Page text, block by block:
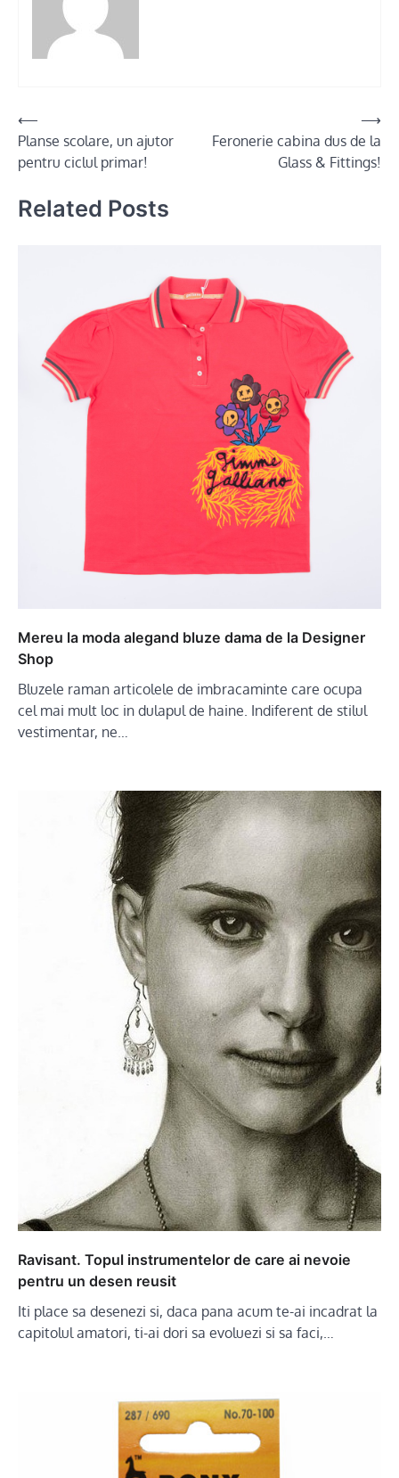
Post
navigation
⟵
Planse scolare, un ajutor
pentru ciclul primar!
Feronerie cabina dus de la
Glass & Fittings!
⟶
Related Posts
Mereu la moda alegand bluze dama de la Designer
Shop
Bluzele raman articolele de imbracaminte care ocupa
cel mai mult loc in dulapul de haine. Indiferent de stilul
vestimentar, ne…
Ravisant. Topul instrumentelor de care ai nevoie
pentru un desen reusit
Iti place sa desenezi si, daca pana acum te-ai incadrat la
capitolul amatori, ti-ai dori sa evoluezi si sa faci,…